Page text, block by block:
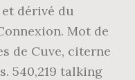
et dérivé du
Mot de
de Cuve, citerne
540,219 talking